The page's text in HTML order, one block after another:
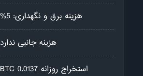
هزینه برق و نگهداری: 5%
هزینه جانبی ندارد
استخراج روزانه 0.0137 BTC